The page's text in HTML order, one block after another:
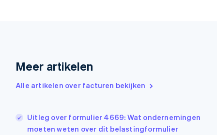
Meer artikelen
Alle artikelen over facturen bekijken
Uitleg over formulier 4669: Wat ondernemingen
moeten weten over dit belastingformulier
Griekenland
Hongarije
English 简体中文
Ierland